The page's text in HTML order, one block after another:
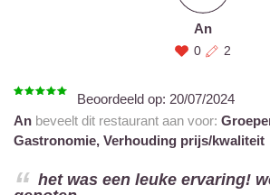
An
0 2
Beoordeeld op: 20/07/2024
An beveelt dit restaurant aan voor:
Gastronomie, Verhouding prijs/kwaliteit
het was een leuke ervaring!